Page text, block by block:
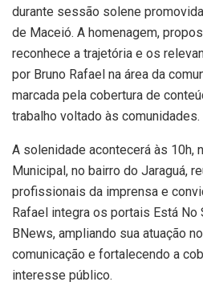
durante sessão solene
de Maceió. A homenagem,
reconhece a trajetória e os
por Bruno Rafael na área da
marcada pela cobertura de
trabalho voltado às comunidades.
A solenidade acontecerá às 10h,
Municipal, no bairro do Jaraguá,
profissionais da imprensa e
Rafael integra os portais Está No
BNews, ampliando sua atuação
comunicação e fortalecendo a
interesse público.